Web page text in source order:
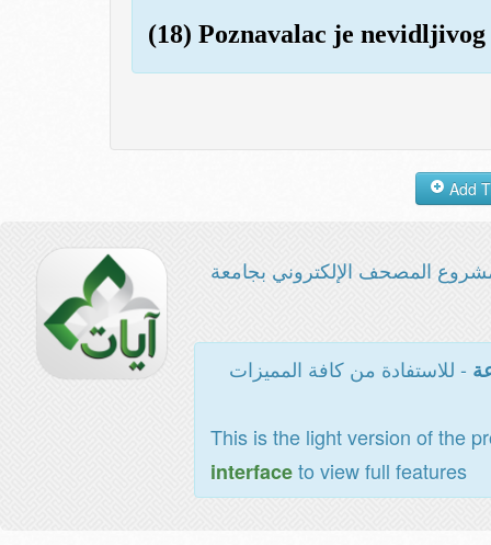
(18) Poznavalac je
المصحف الإلكتروني بجامعة
- للاستفادة من كافة المميزات
This is the light version of the
interfaceto view full features